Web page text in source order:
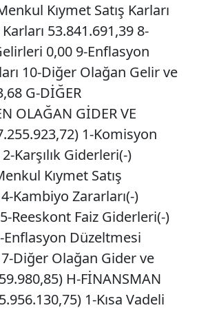
Kıymet Satış Karları
53.841.691,39 8-
0,00 9-Enflasyon
10-Diğer Olağan Gelir ve
G-DİĞER
OLAĞAN GİDER VE
1-Komisyon
Karşılık Giderleri(-)
Kıymet Satış
Kambiyo Zararları(-)
Reeskont Faiz Giderleri(-)
Enflasyon Düzeltmesi
7-Diğer Olağan Gider ve
H-FİNANSMAN
1-Kısa Vadeli